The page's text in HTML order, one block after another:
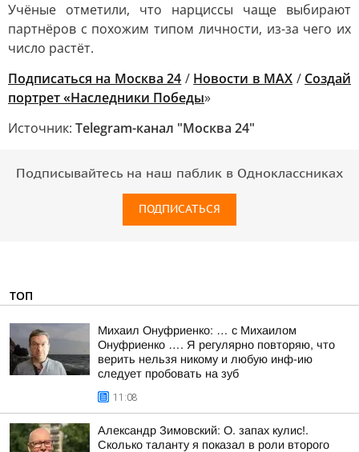
Учёные отметили, что нарциссы чаще выбирают
партнёров с похожим типом личности, из-за чего их
число растёт.
Подписаться на Москва 24 / Новости в MAX / Создай
портрет «Наследники Победы»
Источник: Telegram-канал "Москва 24"
Подписывайтесь на наш паблик в Одноклассниках
ПОДПИСАТЬСЯ
ТОП
Михаил Онуфриенко: … с Михаилом
Онуфриенко …. Я регулярно повторяю, что
верить нельзя никому и любую инф-ию
следует пробовать на зуб
11:08
Александр Зимовский: О. запах кулис!.
Сколько таланту я показал в роли второго